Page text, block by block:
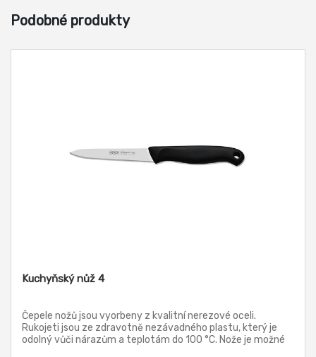
Podobné produkty
Kuchyňský nůž 4
Čepele nožů jsou vyorbeny z kvalitní nerezové oceli.
Rukojeti jsou ze zdravotně nezávadného plastu, který je
odolný vůči nárazům a teplotám do 100 °C. Nože je možné